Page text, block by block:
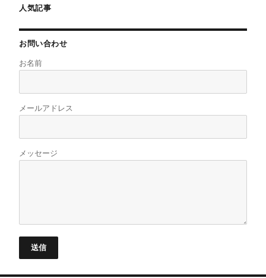
人気記事
お問い合わせ
お名前
メールアドレス
メッセージ
送信